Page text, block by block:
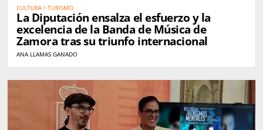
CULTURA / TURISMO
La Diputación ensalza el esfuerzo y la
excelencia de la Banda de Música de
Zamora tras su triunfo internacional
ANA LLAMAS GANADO